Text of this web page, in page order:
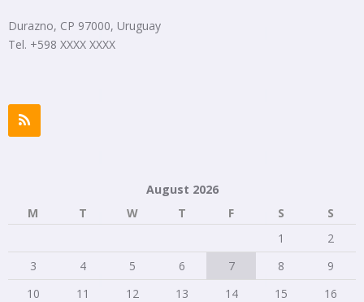
Durazno, CP 97000, Uruguay
Tel. +598 XXXX XXXX
August 2026
M
T W T F S
S
1
2
3
4 5 6 7 8
9
10
11 12 13 14 15
16